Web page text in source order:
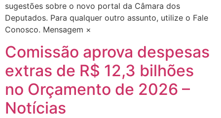
sugestões sobre o novo portal da Câmara dos
Deputados. Para qualquer outro assunto, utilize o Fale
Conosco. Mensagem ×
Comissão aprova despesas
extras de R$ 12,3 bilhões
no Orçamento de 2026 –
Notícias